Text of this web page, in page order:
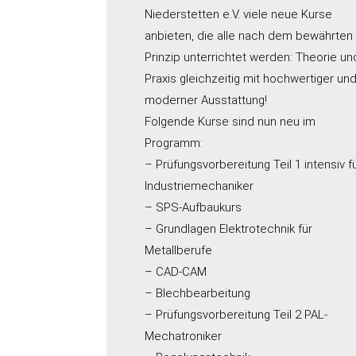
Niederstetten e.V. viele neue Kurse
anbieten, die alle nach dem bewährten
Prinzip unterrichtet werden: Theorie
Praxis gleichzeitig mit hochwertiger und
moderner Ausstattung!
Folgende Kurse sind nun neu im
Programm:
– Prüfungsvorbereitung Teil 1 intensiv
Industriemechaniker
– SPS-Aufbaukurs
– Grundlagen Elektrotechnik für
Metallberufe
– CAD-CAM
– Blechbearbeitung
– Prüfungsvorbereitung Teil 2 PAL-
Mechatroniker